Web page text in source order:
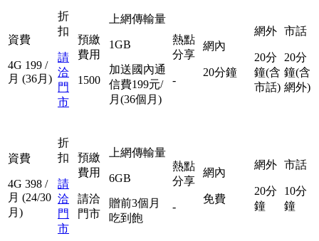
資費
4G 199 /
月 (36月)
折
扣
請
洽
門
市
預繳
費用
1500
上網傳輸量
1GB
加送國內通
信費199元/
月(36個月)
熱點
分享
-
網內
20分鐘
網外
20分
鐘(含
市話)
市話
20分
鐘(含
網外)
資費
4G 398 /
月 (24/30
月)
折
扣
請
洽
門
市
預繳
費用
請洽
門市
上網傳輸量
6GB
贈前3個月
吃到飽
熱點
分享
-
網內
免費
網外
20分
鐘
市話
10分
鐘